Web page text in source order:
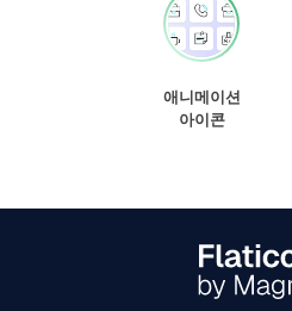
애니메이션
아이콘